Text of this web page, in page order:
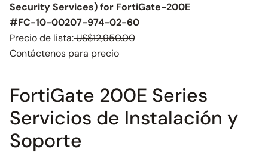
Security Services) for FortiGate-200E
#FC-10-00207-974-02-60
Precio de lista:US$12,950.00
Contáctenos para precio
FortiGate 200E Series
Servicios de Instalación y
Soporte